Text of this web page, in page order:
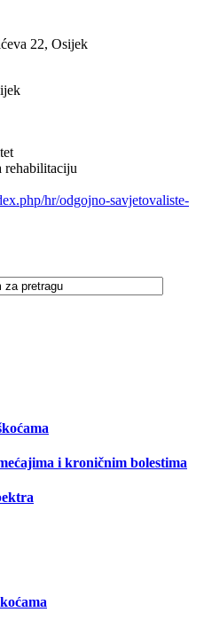
22, Osijek
rehabilitaciju
hr/odgojno-savjetovaliste-
i kroničnim bolestima